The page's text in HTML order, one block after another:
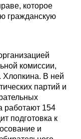
которое
гражданскую
комиссии,
Хлопкина. В ней
партий и
работают 154
подготовка к
и